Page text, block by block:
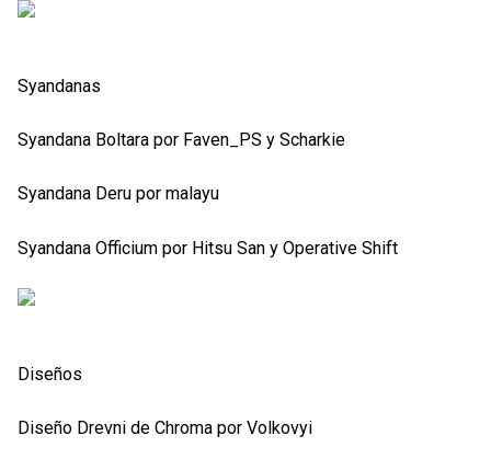
Syandanas
Syandana Boltara por Faven_PS y Scharkie
Syandana Deru por malayu
Syandana Officium por Hitsu San y Operative Shift
Diseños
Diseño Drevni de Chroma por Volkovyi